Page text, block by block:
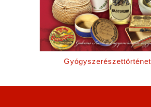
Gyógyszerészettörténet